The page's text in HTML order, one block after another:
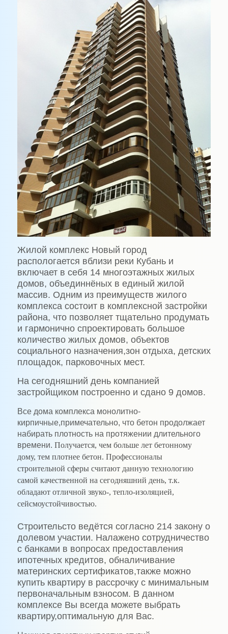
Жилой комплекс Новый город
распологается вблизи реки Кубань и
включает в себя 14 многоэтажных жилых
домов, объединнёных в единый жилой
массив. Одним из преимуществ жилого
комплекса состоит в комплексной застройки
района, что позволяет тщательно продумать
и гармонично спроектировать большое
количество жилых домов, объектов
социального назначения,зон отдыха, детских
площадок, парковочных мест.
На сегодняшний день компанией
застройщиком построенно и сдано 9 домов.
Все дома комплекса монолитно-
кирпичные,примечательно, что бетон продолжает
набирать плотность на протяжении длительного
времени. Получается, чем больше лет бетонному
дому, тем плотнее бетон. Профессионалы
строительной сферы считают данную технологию
самой качественной на сегодняшний день, т.к.
обладают отличной звуко-, тепло-изоляцией,
сейсмоустойчивостью.
Строительсто ведётся согласно 214 закону о
долевом участии. Налажено сотрудничество
с банками в вопросах предоставления
ипотечных кредитов, обналичивание
материнских сертификатов,также можно
купить квартиру в рассрочку с минимальным
первоначальным взносом. В данном
комплексе Вы всегда можете выбрать
квартиру,оптимальную для Вас.